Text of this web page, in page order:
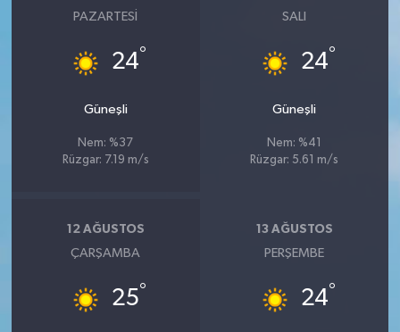
PAZARTESI
24°
Güneşli
Nem: %37
Rüzgar: 7.19 m/s
SALI
24°
Güneşli
Nem: %41
Rüzgar: 5.61 m/s
12 AĞUSTOS
ÇARŞAMBA
25°
13 AĞUSTOS
PERŞEMBE
24°